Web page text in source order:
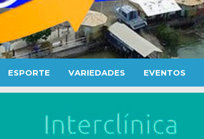
ESPORTE VARIEDADES EVENTOS